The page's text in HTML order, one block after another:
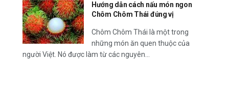
Hướng dẫn cách nấu món ngon
Chôm Chôm Thái đúng vị
Chôm Chôm Thái là một trong
những món ăn quen thuộc của
người Việt. Nó được làm từ các nguyên...